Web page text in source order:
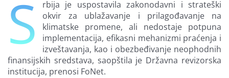
S
rbija je uspostavila zakonodavni i strateški
okvir za ublažavanje i prilagođavanje na
klimatske promene, ali nedostaje potpuna
implementacija, efikasni mehanizmi praćenja i
izveštavanja, kao i obezbeđivanje neophodnih
finansijskih sredstava, saopštila je Državna revizorska
institucija, prenosi FoNet.